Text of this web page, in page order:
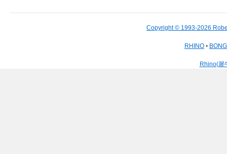
Copyright © 1993-2026
RHINO •
Rhino(犀